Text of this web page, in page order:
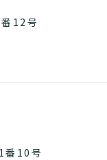
12号
番10号